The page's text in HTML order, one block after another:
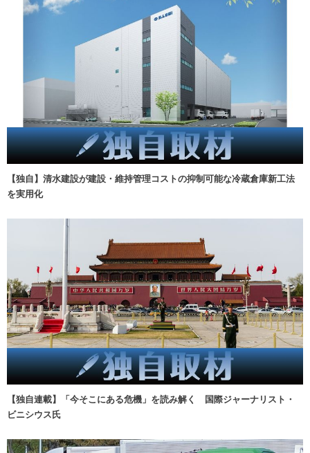
【独自】清水建設が建設・維持管理コストの抑制可能な冷蔵倉庫新工法
を実用化
【独自連載】「今そこにある危機」を読み解く 国際ジャーナリスト・
ビニシウス氏